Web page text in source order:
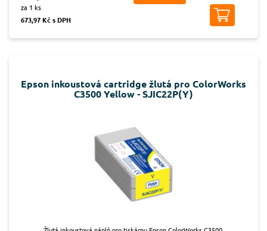
za 1 ks
673,97 Kč s DPH
Epson inkoustová cartridge žlutá pro ColorWorks
C3500 Yellow - SJIC22P(Y)